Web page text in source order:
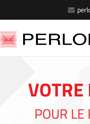
POUR LE